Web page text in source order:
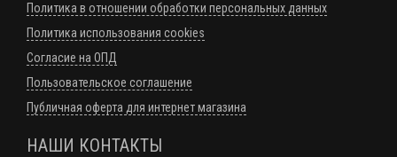
Политика в отношении обработки персональных данных
Политика использования cookies
Согласие на ОПД
Пользовательское соглашение
Публичная оферта для интернет магазина
НАШИ КОНТАКТЫ